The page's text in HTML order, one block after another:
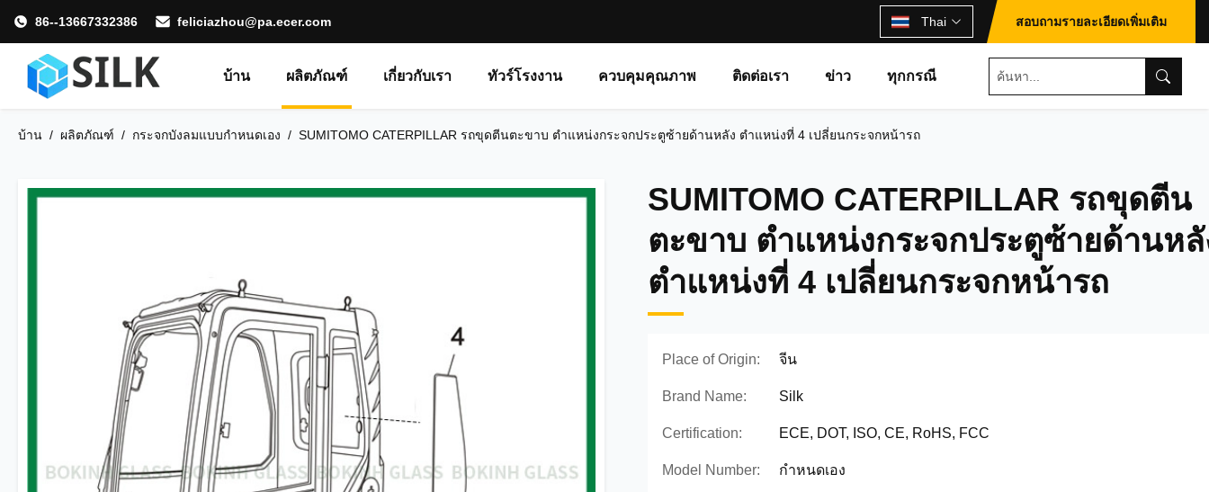
86--13667332386 feliciazhou@pa.ecer.com Thai สอบถามรายละเอียดเพิ่มเติม
บ้าน ผลิตภัณฑ์ เกี่ยวกับเรา ทัวร์โรงงาน ควบคุมคุณภาพ ติดต่อเรา ข่าว ทุกกรณี
บ้าน / ผลิตภัณฑ์ / กระจกบังลมแบบกำหนดเอง / SUMITOMO CATERPILLAR รถขุดตีนตะขาบ ตำแหน่งกระจกประตูซ้ายด้านหลัง ตำแหน่งที่ 4 เปลี่ยนกระจกหน้ารถ
SUMITOMO CATERPILLAR รถขุดตีน
ตะขาบ ตำแหน่งกระจกประตูซ้ายด้านหลั
ตำแหน่งที่ 4 เปลี่ยนกระจกหน้ารถ
Place of Origin: จีน
Brand Name: Silk
Certification: ECE, DOT, ISO, CE, RoHS, FCC
Model Number: กำหนดเอง